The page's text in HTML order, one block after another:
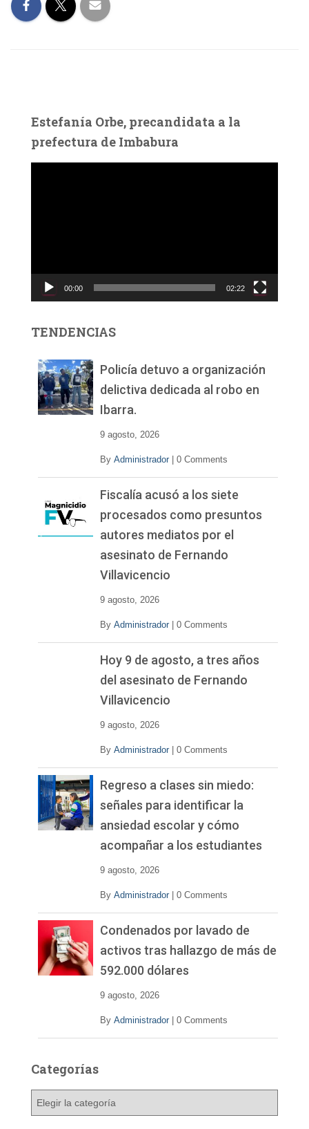
Estefanía Orbe, precandidata a la
prefectura de Imbabura
c
d
00:00 02:22
TENDENCIAS
Policía detuvo a organización
delictiva dedicada al robo en
Ibarra.
9 agosto, 2026
By Administrador 0 Comments
Fiscalía acusó a los siete
procesados como presuntos
autores mediatos por el
asesinato de Fernando
Villavicencio
9 agosto, 2026
By Administrador 0 Comments
Hoy 9 de agosto, a tres años
del asesinato de Fernando
Villavicencio
9 agosto, 2026
By Administrador 0 Comments
Regreso a clases sin miedo:
señales para identificar la
ansiedad escolar y cómo
acompañar a los estudiantes
9 agosto, 2026
By Administrador 0 Comments
Condenados por lavado de
activos tras hallazgo de más de
592.000 dólares
9 agosto, 2026
By Administrador 0 Comments
Categorías